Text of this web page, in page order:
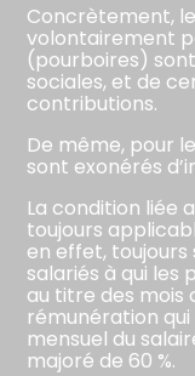
Concrètement,
volontairement
(pourboires)
sociales, et de
contributions.
De même, pour
sont exonérés
La condition liée
toujours
en effet, toujours
salariés à qui les
au titre des mois
rémunération
mensuel du
majoré de 60 %.